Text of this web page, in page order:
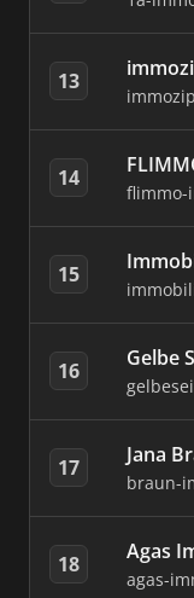
13
14
flimmo-
15
16 Gelbe
17 Jana
braun-
18 Agas
agas-